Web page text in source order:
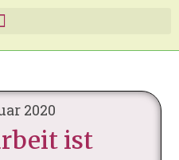
2020
ist